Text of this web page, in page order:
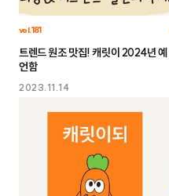
vol.181
트렌드 원조 맛집! 캐릿이 2024년 예
언함
2023.11.14